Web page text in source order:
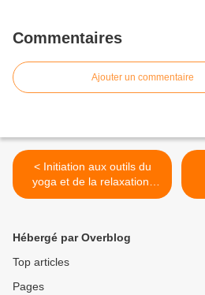
Commentaires
Ajouter un commentaire
< Initiation aux outils du
yoga et de la relaxation,
pour favoriser le bien-être
Hébergé par Overblog
Top articles
Pages